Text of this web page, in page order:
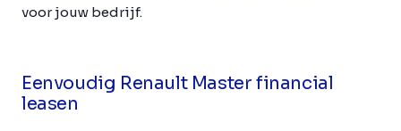
voor jouw bedrijf.
Eenvoudig Renault Master financial
leasen